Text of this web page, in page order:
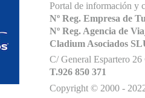
Portal de información y
Nº Reg. Empresa de
Nº Reg. Agencia de
Cladium Asociados
C/ General Espartero
T.926 850 371
Copyright © 2000 -